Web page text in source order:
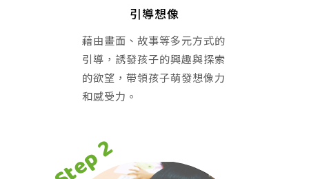
引導想像
藉由畫面、故事等多元方式的
引導，誘發孩子的興趣與探索
的欲望，帶領孩子萌發想像力
和感受力。